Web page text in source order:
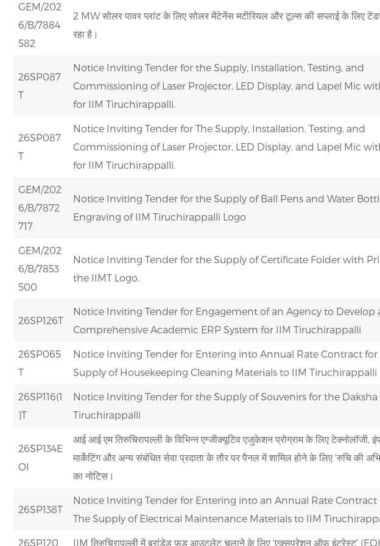
GEM/202
6/B/7884
582
2 MW सोलर पावर प्लांट के लिए सोलर मेंटेनेंस मटीरियल और टूल्स की सप्लाई के लिए
रहा है।
26SP087
T
Notice Inviting Tender for the Supply, Installation, Testing, and
Commissioning of Laser Projector, LED Display, and Lapel Mic
for IIM Tiruchirappalli.
26SP087
T
Notice Inviting Tender for The Supply, Installation, Testing, and
Commissioning of Laser Projector, LED Display, and Lapel Mic
for IIM Tiruchirappalli.
GEM/202
6/B/7872
717
Notice Inviting Tender for the Supply of Ball Pens and Water
Engraving of IIM Tiruchirappalli Logo
GEM/202
6/B/7853
500
Notice Inviting Tender for the Supply of Certificate Folder with
the IIMT Logo.
26SP126T
Notice Inviting Tender for Engagement of an Agency to Develop
Comprehensive Academic ERP System for IIM Tiruchirappalli
26SP065
T
Notice Inviting Tender for Entering into Annual Rate Contract for
Supply of Housekeeping Cleaning Materials to IIM Tiruchirappalli
26SP116(1
)T
Notice Inviting Tender for the Supply of Souvenirs for the Daksha
Tiruchirappalli
26SP134E
OI
आई आई एम तिरुचिरापल्ली के विभिन्न एग्जीक्यूटिव एजुकेशन प्रोग्राम के लिए टेक्नोलॉजी,
मार्केटिंग और अन्य संबंधित सेवा प्रदाता के तौर पर पैनल में शामिल होने के लिए 'रुचि की
का नोटिस।
26SP138T
Notice Inviting Tender for Entering into an Annual Rate Contract
The Supply of Electrical Maintenance Materials to IIM
26SP120
IIM तिरुचिरापल्ली में ब्रांडेड फ़ूड आउटलेट चलाने के लिए 'एक्सप्रेशन ऑफ़ इंटरेस्ट'